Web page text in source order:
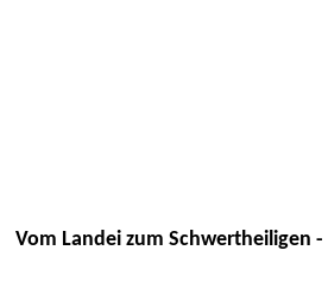
Vom Landei zum Schwertheiligen